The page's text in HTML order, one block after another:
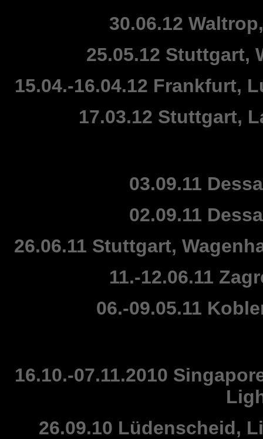
30.06.12
25.05.12 Stuttgart,
15.04.-16.04.12 Frankfurt,
17.03.12 Stuttgart,
03.09.11
02.09.11
26.06.11 Stuttgart,
11.-12.06.11
06.-09.05.11
16.10.-07.11.2010
26.09.10 Lüdenscheid,